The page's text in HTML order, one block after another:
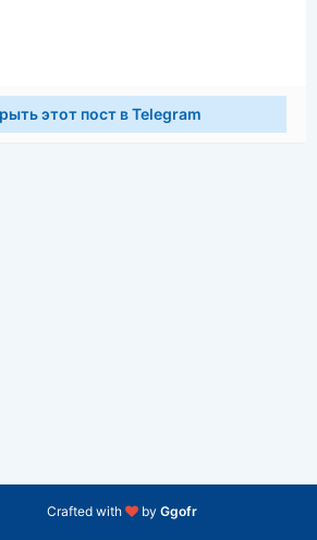
этот пост в Telegram
Crafted with by Ggofr